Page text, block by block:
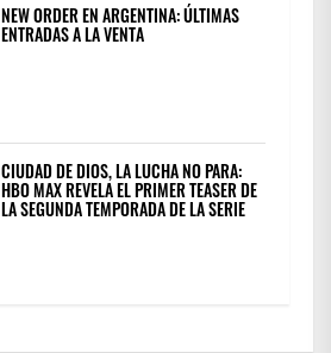
NEW ORDER EN ARGENTINA: ÚLTIMAS
ENTRADAS A LA VENTA
CIUDAD DE DIOS, LA LUCHA NO PARA:
HBO MAX REVELA EL PRIMER TEASER DE
LA SEGUNDA TEMPORADA DE LA SERIE